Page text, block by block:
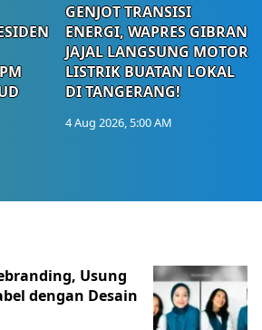
GENJOT TRANSISI
ENERGI, WAPRES GIBRAN
JAJAL LANGSUNG MOTOR
LISTRIK BUATAN LOKAL
DI TANGERANG!
4 Aug 2026, 5:00 AM
Usung
dengan Desain